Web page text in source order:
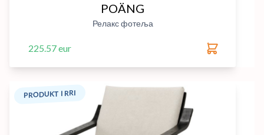
POÄNG
Релакс фотеља
225.57 eur
PRODUKT I RRI